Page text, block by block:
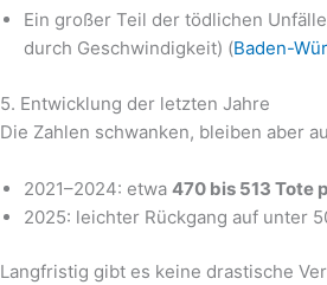
Ein großer Teil der tödlichen
durch Geschwindigkeit) (Baden-
5. Entwicklung der letzten Jahre
Die Zahlen schwanken, bleiben aber
2021–2024: etwa470 bis 513 Tote
2025: leichter Rückgang auf unter
Langfristig gibt es keine drastische